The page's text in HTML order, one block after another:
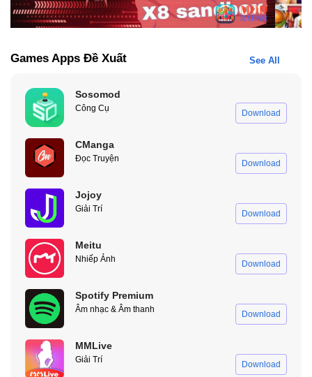
không cần root thiết bị Android, giúp giảm rủi ro bảo mật và bảo
vệ hệ thống. Người dùng có thể cài đặt nhanh chóng, sử dụng
ứng dụng trở nên thân thiện hơn với cả người dùng phổ thông và
X8 Sandbox Mod VIP Không Cần Root – Cài Đặt Nhanh, An Toàn
Tính Năng Picture-in-Picture – Chơi Game Đa Nhiệm
Hiệu Quả
Tính năng hình ảnh trong hình ảnh cho phép người dùng chạy
game trong cửa sổ nổi, vừa chơi game vừa sử dụng các ứng
Games Apps Đề Xuất See All
Sosomod
Công Cụ Download
CManga
Đọc Truyện Download
Jojoy
Giải Trí Download
Meitu
Nhiếp Ảnh Download
Spotify Premium
Âm nhạc & Âm thanh Download
MMLive
Giải Trí Download